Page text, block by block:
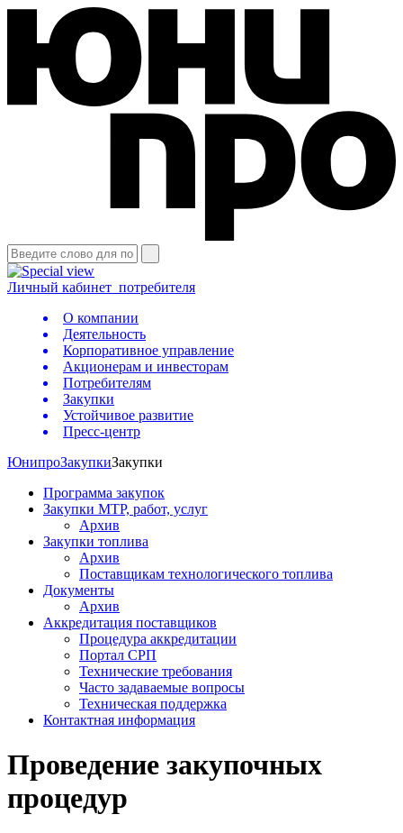
Личный кабинет потребителя
О компании
Деятельность
Корпоративное управление
Акционерам и инвесторам
Потребителям
Закупки
Устойчивое развитие
Пресс-центр
ЮнипроЗакупкиЗакупки
Программа закупок
Закупки МТР, работ, услуг
Архив
Закупки топлива
Архив
Поставщикам технологического топлива
Документы
Архив
Аккредитация поставщиков
Процедура аккредитации
Портал СРП
Технические требования
Часто задаваемые вопросы
Техническая поддержка
Контактная информация
Проведение закупочных
процедур